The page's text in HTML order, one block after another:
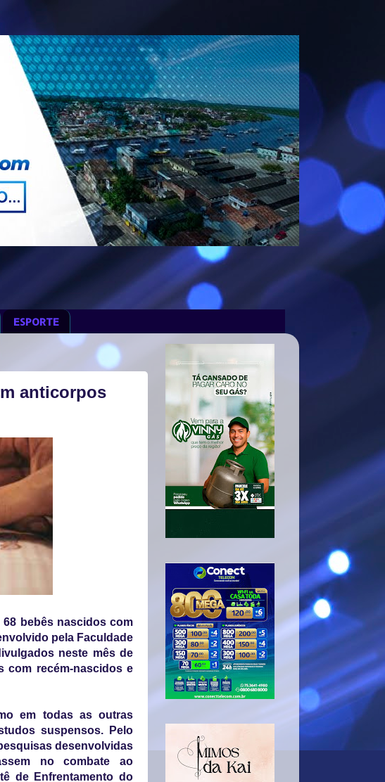
ESPORTE
anticorpos
68 bebês nascidos com
pela Faculdade
neste mês de
com recém-nascidos e
em todas as outras
suspensos. Pelo
desenvolvidas
no combate ao
de Enfrentamento do